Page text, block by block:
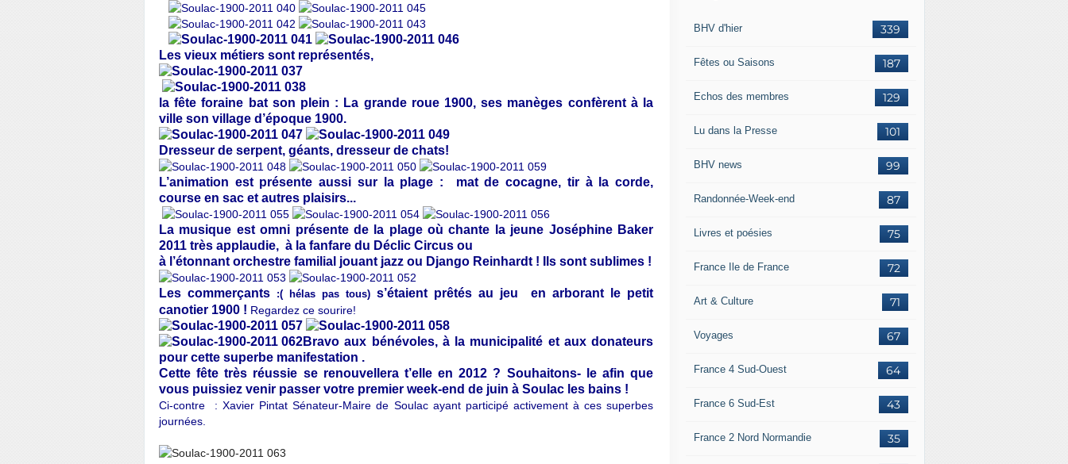
Les vieux métiers sont représentés,
la fête foraine bat son plein : La grande roue 1900, ses manèges confèrent à la
ville son village d’époque 1900.
Dresseur de serpent, géants, dresseur de chats!
L’animation est présente aussi sur la plage : mat de cocagne, tir à la corde,
course en sac et autres plaisirs...
La musique est omni présente de la plage où chante la jeune Joséphine Baker
2011 très applaudie, à la fanfare du Déclic Circus ou
à l’étonnant orchestre familial jouant jazz ou Django Reinhardt ! Ils sont sublimes !
Les commerçants :( hélas pas tous) s’étaient prêtés au jeu
en arborant le petit
canotier 1900 ! Regardez ce sourire!
Bravo aux bénévoles, à la municipalité et aux donateurs
pour cette superbe manifestation .
Cette fête très réussie se renouvellera t’elle en 2012 ? Souhaitons- le afin que
vous puissiez venir passer votre premier week-end de juin à Soulac les bains !
Ci-contre : Xavier Pintat Sénateur-Maire de Soulac ayant participé activement à ces superbes
journées.
339
BHV d'hier
187
Fêtes ou Saisons
129
Echos des membres
101
Lu dans la Presse
99
BHV news
87
Randonnée-Week-end
75
Livres et poésies
72
France Ile de France
71
Art & Culture
67
Voyages
64
France 4 Sud-Ouest
43
France 6 Sud-Est
35
France 2 Nord Normandie